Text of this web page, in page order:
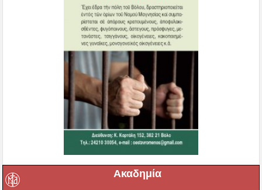
Ακαδημία